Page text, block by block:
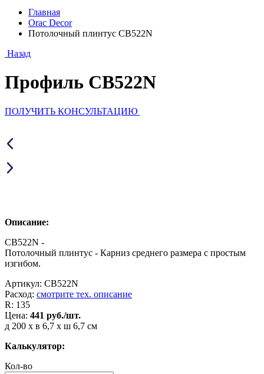
Главная
Orac Decor
Потолочный плинтус CB522N
Назад
Профиль CB522N
ПОЛУЧИТЬ КОНСУЛЬТАЦИЮ
Описание:
CB522N -
Потолочный плинтус - Карниз среднего размера с простым
изгибом.
Артикул: CB522N
Расход: смотрите тех. описание
R: 135
Цена: 441 руб./шт.
д 200 x в 6,7 x ш 6,7 см
Калькулятор:
Кол-во